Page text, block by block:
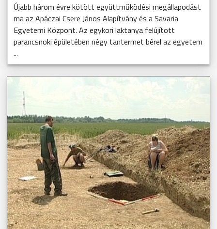
Újabb három évre kötött együttműködési megállapodást
ma az Apáczai Csere János Alapítvány és a Savaria
Egyetemi Központ. Az egykori laktanya felújított
parancsnoki épületében négy tantermet bérel az egyetem
...